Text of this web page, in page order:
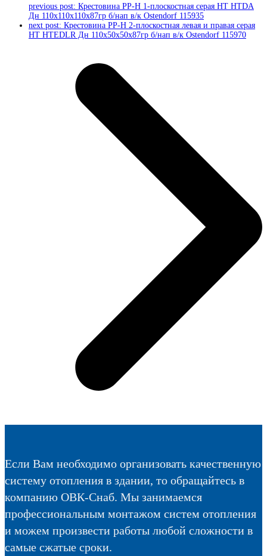
previous post: Крестовина PP-H 1-плоскостная серая HT HTDA
Дн 110х110х110х87гр б/нап в/к Ostendorf 115935
next post: Крестовина PP-H 2-плоскостная левая и правая серая
HT HTEDLR Дн 110х50х50х87гр б/нап в/к Ostendorf 115970
Если Вам необходимо организовать качественную
систему отопления в здании, то обращайтесь в
компанию ОВК-Снаб. Мы занимаемся
профессиональным монтажом систем отопления
и можем произвести работы любой сложности в
самые сжатые сроки.